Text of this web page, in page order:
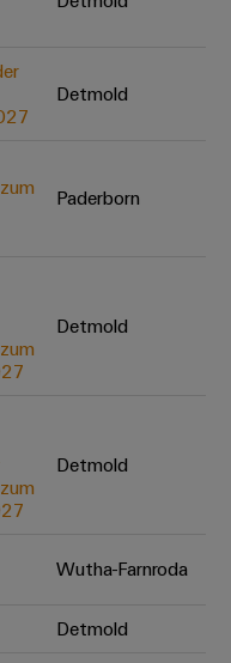
Detmold
Paderborn
Detmold
Detmold
Wutha-Farnroda
Detmold